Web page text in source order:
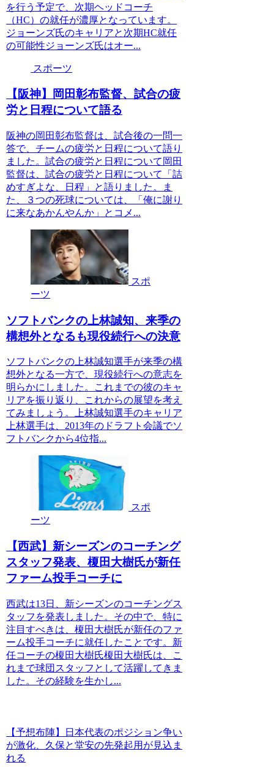
を行う予定で、次期ヘッドコーチ
（HC）の就任が濃厚となっています。
ジョーンズ氏のキャリアと次期HC就任
の可能性ジョーンズ氏はオー...
スポーツ
【阪神】岡田彰布監督、試合の疲
労と日程について語る
阪神の岡田彰布監督は、試合後の一問一
答で、チームの疲労と日程について語り
ました。試合の疲労と日程について岡田
監督は、試合の疲労と日程について「詰
めすぎよな、日程」と語りました。ま
た、３つの死球については、「俺に謝り
に来なあかんやんか」とコメ...
スポ
ーツ
ソフトバンクの上林誠知、来季の
構想外となるも現役続行への決意
ソフトバンクの上林誠知選手が来季の構
想外となる一方で、現役続行への意志を
明らかにしました。これまでの彼のキャ
リアを振り返り、これからの展望を考え
てみましょう。上林誠知選手のキャリア
上林選手は、2013年のドラフト会議でソ
フトバンクから4位指...
スポ
ーツ
【西武】新シーズンのコーチング
スタッフ発表、榎田大樹氏が新任
ファーム投手コーチに
西武は13日、新シーズンのコーチングス
タッフを発表しました。その中で、特に
注目すべきは、榎田大樹氏が新任のファ
ーム投手コーチに就任したことです。新
任コーチの榎田大樹氏榎田大樹氏は、こ
れまで球団スタッフとして活躍してきま
した。その経験を生かし...
【予想布陣】日本代表のポジション争い
が激化、久保と堂安の先発起用が見込ま
れる